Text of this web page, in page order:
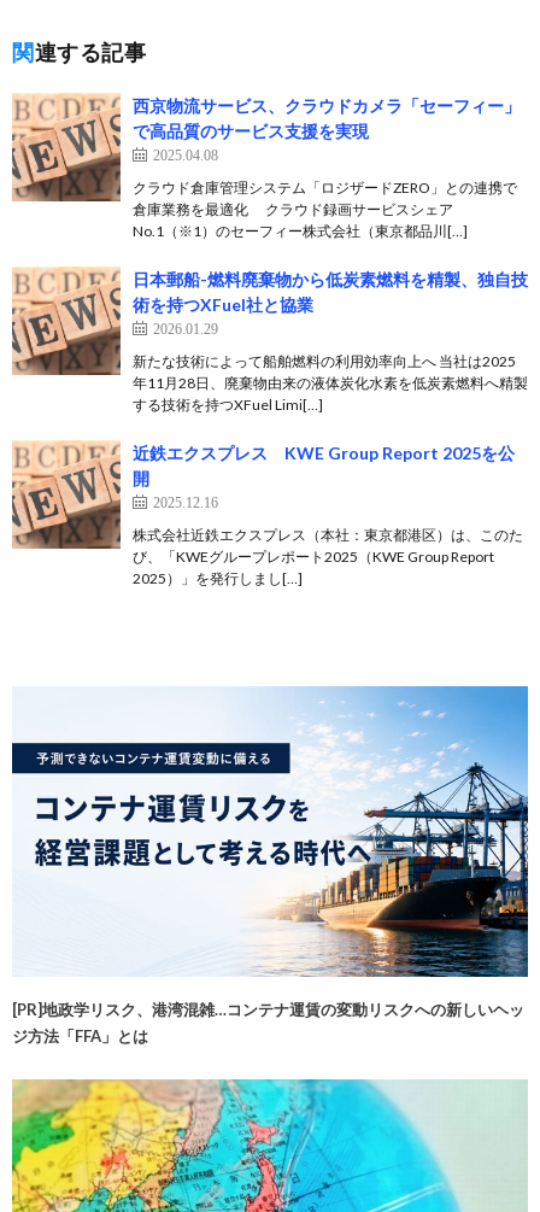
関連する記事
西京物流サービス、クラウドカメラ「セーフィー」
で高品質のサービス支援を実現
2025.04.08
クラウド倉庫管理システム「ロジザードZERO」との連携で
倉庫業務を最適化 クラウド録画サービスシェア
No.1（※1）のセーフィー株式会社（東京都品川[…]
日本郵船-燃料廃棄物から低炭素燃料を精製、独自技
術を持つXFuel社と協業
2026.01.29
新たな技術によって船舶燃料の利用効率向上へ 当社は2025
年11月28日、廃棄物由来の液体炭化水素を低炭素燃料へ精製
する技術を持つXFuel Limi[…]
近鉄エクスプレス KWE Group Report 2025を公
開
2025.12.16
株式会社近鉄エクスプレス（本社：東京都港区）は、このた
び、「KWEグループレポート2025（KWE Group Report
2025）」を発行しまし[…]
[PR]地政学リスク、港湾混雑…コンテナ運賃の変動リスクへの新しいヘッ
ジ方法「FFA」とは